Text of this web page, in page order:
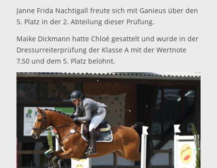
Janne Frida Nachtigall freute sich mit Ganieus über den
5. Platz in der 2. Abteilung dieser Prüfung.
Maike Dickmann hatte Chloé gesattelt und wurde in der
Dressurreiterprüfung der Klasse A mit der Wertnote
7,50 und dem 5. Platz belohnt.